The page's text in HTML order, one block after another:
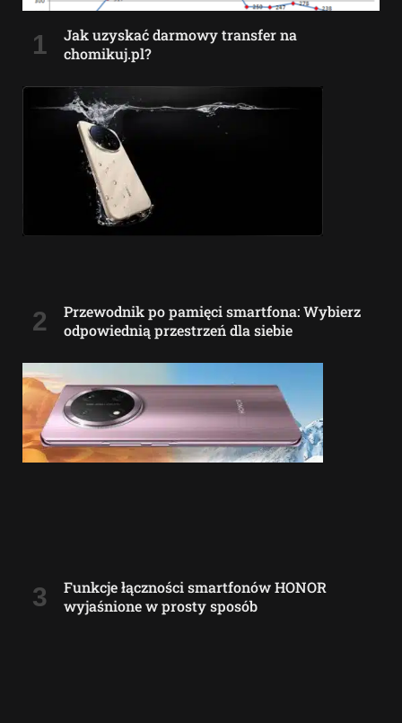
Jak uzyskać darmowy transfer na
chomikuj.pl?
Przewodnik po pamięci smartfona: Wybierz
odpowiednią przestrzeń dla siebie
Funkcje łączności smartfonów HONOR
wyjaśnione w prosty sposób